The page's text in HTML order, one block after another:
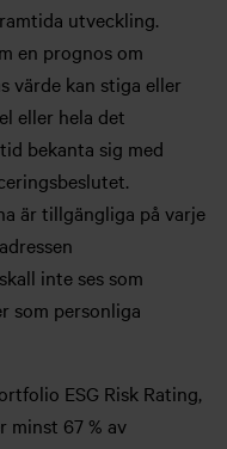
utveckling.
en prognos om
värde kan stiga eller
eller hela det
bekanta sig med
är tillgängliga på varje
inte ses som
som personliga
ESG Risk Rating,
minst 67 % av